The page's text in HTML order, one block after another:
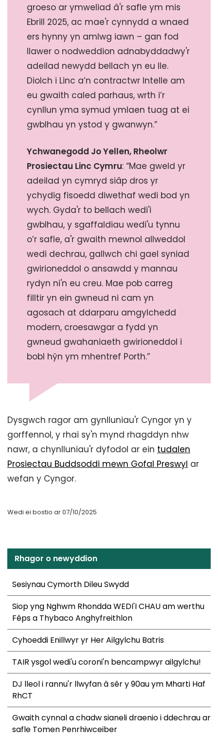
groeso ar ymweliad â'r safle ym mis
Ebrill 2025, ac mae'r cynnydd a wnaed
ers hynny yn amlwg iawn – gan fod
llawer o nodweddion adnabyddadwy'r
adeilad newydd bellach yn eu lle.
Diolch i Linc a’n contractwr Intelle am
eu gwaith caled parhaus, wrth i’r
cynllun yma symud ymlaen tuag at ei
gwblhau yn ystod y gwanwyn.”
Ychwanegodd Jo Yellen, Rheolwr
Prosiectau Linc Cymru: “Mae gweld yr
adeilad yn cymryd siâp dros yr
ychydig fisoedd diwethaf wedi bod yn
wych. Gyda'r to bellach wedi'i
gwblhau, y sgaffaldiau wedi'u tynnu
o’r safle, a'r gwaith mewnol allweddol
wedi dechrau, gallwch chi gael syniad
gwirioneddol o ansawdd y mannau
rydyn ni'n eu creu. Mae pob carreg
filltir yn ein gwneud ni cam yn
agosach at ddarparu amgylchedd
modern, croesawgar a fydd yn
gwneud gwahaniaeth gwirioneddol i
bobl hŷn ym mhentref Porth.”
Dysgwch ragor am gynlluniau'r Cyngor yn y
gorffennol, y rhai sy'n mynd rhagddyn nhw
nawr, a chynlluniau'r dyfodol ar ein tudalen
Prosiectau Buddsoddi mewn Gofal Preswyl ar
wefan y Cyngor.
Wedi ei bostio ar 07/10/2025
Rhagor o newyddion
Sesiynau Cymorth Dileu Swydd
Siop yng Nghwm Rhondda WEDI'I CHAU am werthu
Fêps a Thybaco Anghyfreithlon
Cyhoeddi Enillwyr yr Her Ailgylchu Batris
TAIR ysgol wedi'u coroni'n bencampwyr ailgylchu!
DJ lleol i rannu'r llwyfan â sêr y 90au ym Mharti Haf
RhCT
Gwaith cynnal a chadw sianeli draenio i ddechrau ar
safle Tomen Penrhiwceiber